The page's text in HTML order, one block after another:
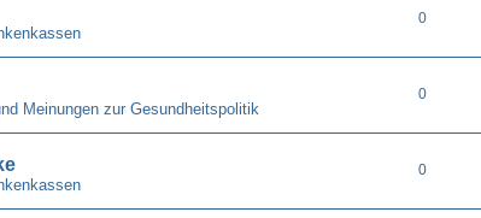
0
Meinungen zur Gesundheitspolitik
0
0